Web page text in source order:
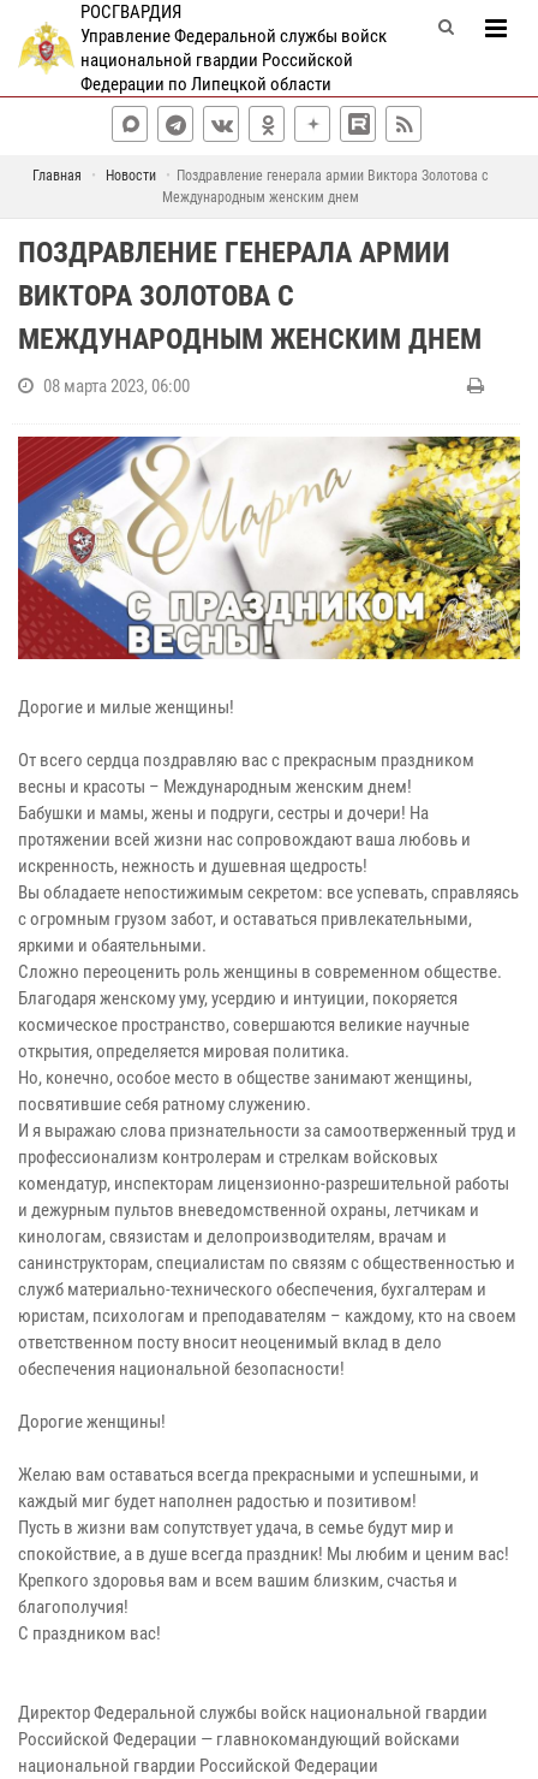
РОСГВАРДИЯ
Управление Федеральной службы войск
национальной гвардии Российской
Федерации по Липецкой области
Главная Новости
Поздравление генерала армии Виктора Золотова с
Международным женским днем
ПОЗДРАВЛЕНИЕ ГЕНЕРАЛА АРМИИ
ВИКТОРА ЗОЛОТОВА С
МЕЖДУНАРОДНЫМ ЖЕНСКИМ ДНЕМ
08 марта 2023, 06:00
Дорогие и милые женщины!
От всего сердца поздравляю вас с прекрасным праздником
весны и красоты – Международным женским днем!
Бабушки и мамы, жены и подруги, сестры и дочери! На
протяжении всей жизни нас сопровождают ваша любовь и
искренность, нежность и душевная щедрость!
Вы обладаете непостижимым секретом: все успевать, справляясь
с огромным грузом забот, и оставаться привлекательными,
яркими и обаятельными.
Сложно переоценить роль женщины в современном обществе.
Благодаря женскому уму, усердию и интуиции, покоряется
космическое пространство, совершаются великие научные
открытия, определяется мировая политика.
Но, конечно, особое место в обществе занимают женщины,
посвятившие себя ратному служению.
И я выражаю слова признательности за самоотверженный труд и
профессионализм контролерам и стрелкам войсковых
комендатур, инспекторам лицензионно-разрешительной работы
и дежурным пультов вневедомственной охраны, летчикам и
кинологам, связистам и делопроизводителям, врачам и
санинструкторам, специалистам по связям с общественностью и
служб материально-технического обеспечения, бухгалтерам и
юристам, психологам и преподавателям – каждому, кто на своем
ответственном посту вносит неоценимый вклад в дело
обеспечения национальной безопасности!
Дорогие женщины!
Желаю вам оставаться всегда прекрасными и успешными, и
каждый миг будет наполнен радостью и позитивом!
Пусть в жизни вам сопутствует удача, в семье будут мир и
спокойствие, а в душе всегда праздник! Мы любим и ценим вас!
Крепкого здоровья вам и всем вашим близким, счастья и
благополучия!
С праздником вас!
Директор Федеральной службы войск национальной гвардии
Российской Федерации — главнокомандующий войсками
национальной гвардии Российской Федерации